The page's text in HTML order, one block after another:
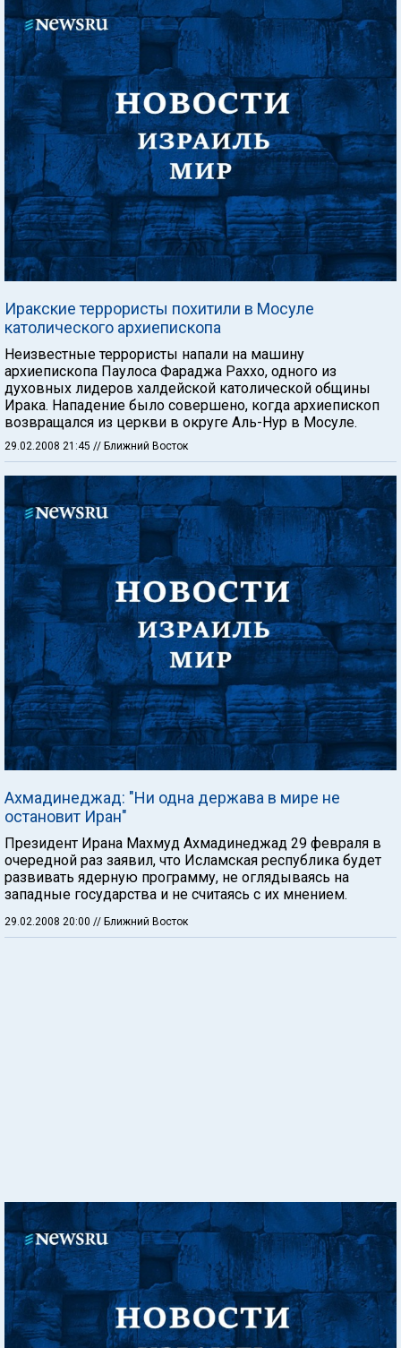
Иракские террористы похитили в Мосуле
католического архиепископа
Неизвестные террористы напали на машину
архиепископа Паулоса Фараджа Раххо, одного из
духовных лидеров халдейской католической общины
Ирака. Нападение было совершено, когда архиепископ
возвращался из церкви в округе Аль-Нур в Мосуле.
29.02.2008 21:45 // Ближний Восток
Ахмадинеджад: "Ни одна держава в мире не
остановит Иран"
Президент Ирана Махмуд Ахмадинеджад 29 февраля в
очередной раз заявил, что Исламская республика будет
развивать ядерную программу, не оглядываясь на
западные государства и не считаясь с их мнением.
29.02.2008 20:00 // Ближний Восток